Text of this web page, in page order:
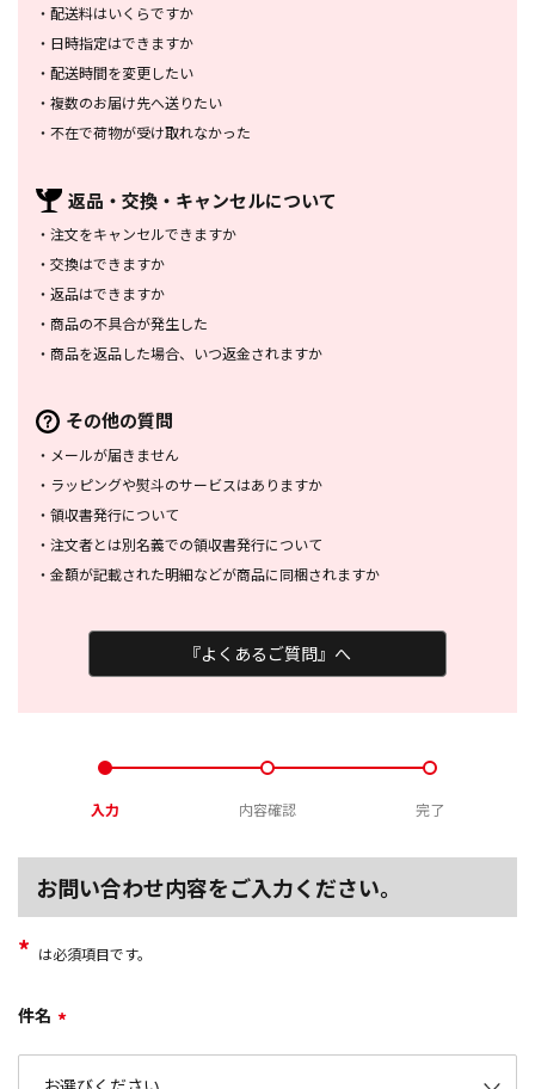
・ 配送料はいくらですか
・ 日時指定はできますか
・ 配送時間を変更したい
・ 複数のお届け先へ送りたい
・ 不在で荷物が受け取れなかった
返品・交換・ キャンセルについて
・ 注文をキャンセルできますか
・ 交換はできますか
・ 返品はできますか
・ 商品の不具合が発生した
・ 商品を返品した場合、 いつ返金されますか
その他の質問
・ メールが届きません
・ ラッピングや熨斗のサービスはありますか
・ 領収書発行について
・ 注文者とは別名義での領収書発行について
・ 金額が記載された明細などが商品に同梱されますか
『よくあるご質問』へ
入力 内容確認 完了
お問い合わせ内容をご入力ください。
* は必須項目です。
件名 *